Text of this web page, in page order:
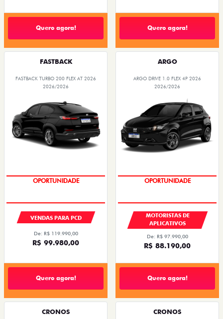
Quero agora! Quero agora!
FASTBACK
FASTBACK TURBO 200 FLEX AT 2026
2026/2026
OPORTUNIDADE
VENDAS PARA PCD
De: R$ 119.990,00
R$ 99.980,00
Quero agora!
ARGO
ARGO DRIVE 1.0 FLEX 4P 2026
2026/2026
OPORTUNIDADE
MOTORISTAS DE
APLICATIVOS
De: R$ 97.990,00
R$ 88.190,00
Quero agora!
CRONOS CRONOS